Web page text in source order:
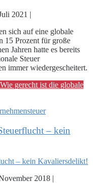
2021 |
sich auf eine globale
15 Prozent für große
Jahren hatte es bereits
Steuer
immer wiedergescheitert.
gerecht ist die globale
– kein
– kein Kavaliersdelikt!
2018 |